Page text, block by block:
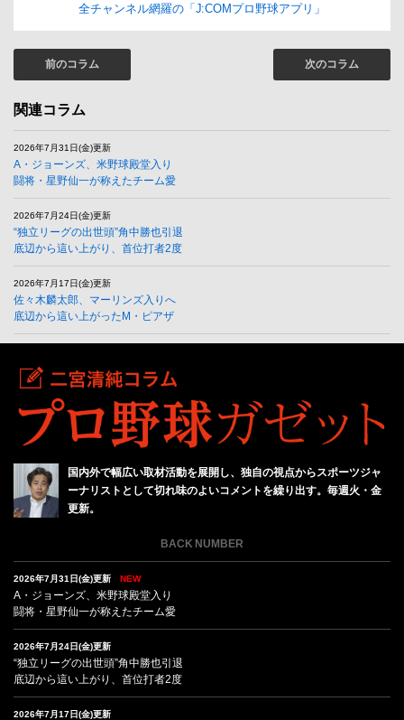
全チャンネル網羅の「J:COMプロ野球アプリ」
前のコラム 次のコラム
関連コラム
2026年7月31日(金)更新
A・ジョーンズ、米野球殿堂入り
闘将・星野仙一が称えたチーム愛
2026年7月24日(金)更新
“独立リーグの出世頭”角中勝也引退
底辺から這い上がり、首位打者2度
2026年7月17日(金)更新
佐々木麟太郎、マーリンズ入りへ
底辺から這い上がったM・ピアザ
国内外で幅広い取材活動を展開し、独自の視点からスポーツジャ
ーナリストとして切れ味のよいコメントを繰り出す。毎週火・金
更新。
BACK NUMBER
2026年7月31日(金)更新 NEW
A・ジョーンズ、米野球殿堂入り
闘将・星野仙一が称えたチーム愛
2026年7月24日(金)更新
“独立リーグの出世頭”角中勝也引退
底辺から這い上がり、首位打者2度
2026年7月17日(金)更新